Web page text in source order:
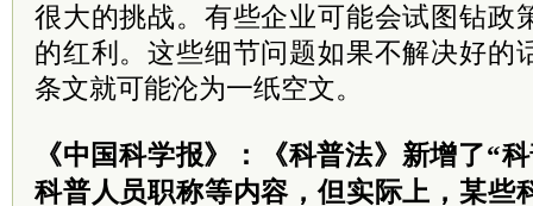
很大的挑战。有些企业可能会试图钻政
的红利。这些细节问题如果不解决好的
条文就可能沦为一纸空文。
《中国科学报》：《科普法》新增了“
科普人员职称等内容，但实际上，某些